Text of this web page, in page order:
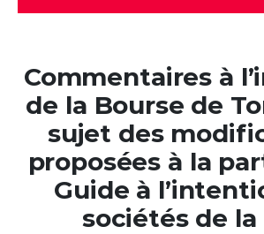
Commentaires à
de la Bourse de
sujet des
proposées à la
Guide à
sociétés de la